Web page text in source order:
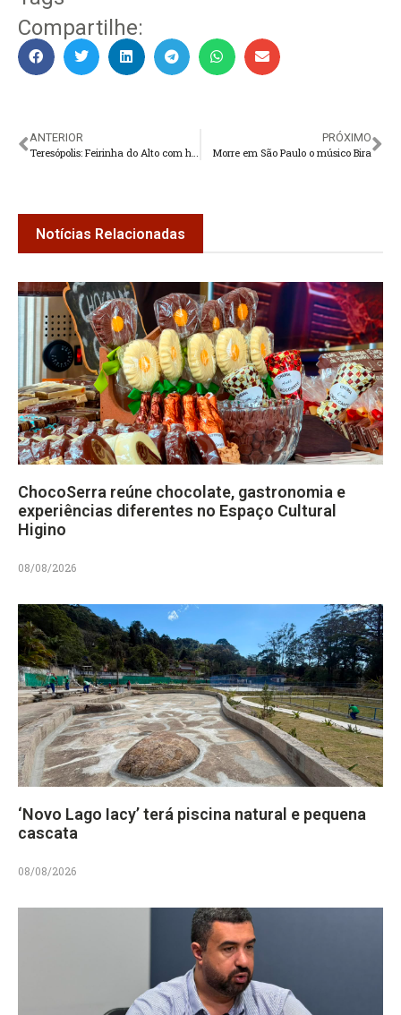
Compartilhe:
ANTERIOR
PRÓXIMO
Morre em São Paulo o músico Bira
Notícias Relacionadas
ChocoSerra reúne chocolate, gastronomia e
experiências diferentes no Espaço Cultural
Higino
08/08/2026
‘Novo Lago Iacy’ terá piscina natural e pequena
cascata
08/08/2026